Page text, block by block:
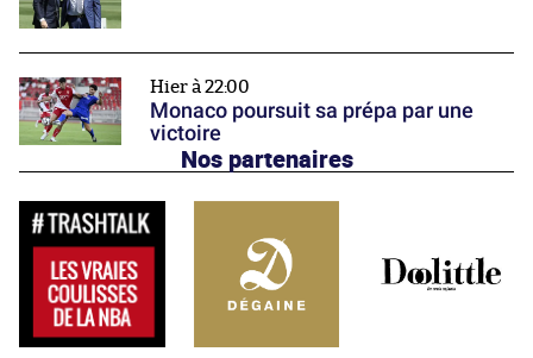
Hier à 22:00
Monaco poursuit sa prépa par une
victoire
Nos partenaires